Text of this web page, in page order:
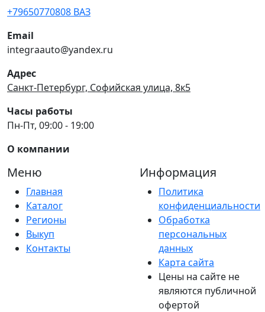
+79650770808 ВАЗ
Email
integraauto@yandex.ru
Адрес
Санкт-Петербург, Софийская улица, 8к5
Часы работы
Пн-Пт, 09:00 - 19:00
О компании
Меню
Главная
Каталог
Регионы
Выкуп
Контакты
Информация
Политика
конфиденциальности
Обработка
персональных
данных
Карта сайта
Цены на сайте не
являются публичной
офертой